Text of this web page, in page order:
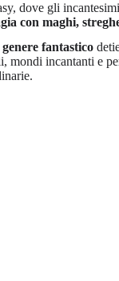
dove gli
con maghi,
genere fantastico
incantanti e